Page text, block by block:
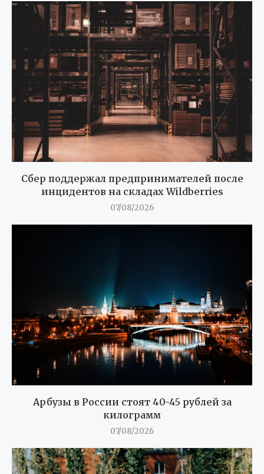
Сбер поддержал предпринимателей после
инцидентов на складах Wildberries
07/08/2026
Арбузы в России стоят 40-45 рублей за
килограмм
07/08/2026